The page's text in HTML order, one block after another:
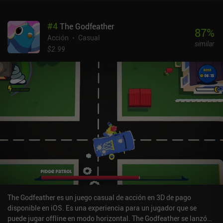
escopetas, revólveres, pistolas duales y un arsenal cuerpo a
cuerpo. Incluso podemos comprar un caballo, aunque es
puramente por estilo, ya que muere de un solo disparo,
monetiza mediante anuncios incentivados para conseguir dinero
extra o revivir, e iAPs para skins de personajes y armas. Aunque
también se pueden conseguir con la moneda del juego, para ello
hay que pasar mucho tiempo. La jugabilidad es entretenida, los
escenarios variados, los simpáticos gráficos voxel y los
estrafalarios efectos de sonido crean un universo perfectamente
exagerado. Pero el juego sigue aburriendo con el tiempo. Ojalá
ofreciera más variedad de jugabilidad y más interacciones con el
#4The Godfeather
Acción
Casual
$2.99
87%
similar
The Godfeather es un juego casual de acción en 3D de pago
disponible en iOS. Es una experiencia para un jugador que se
puede jugar offline en modo horizontal. The Godfeather se lanzó